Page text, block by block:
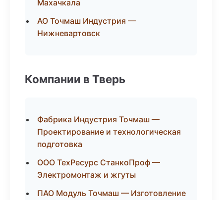
Махачкала
АО Точмаш Индустрия —
Нижневартовск
Компании в Тверь
Фабрика Индустрия Точмаш —
Проектирование и технологическая
подготовка
ООО ТехРесурс СтанкоПроф —
Электромонтаж и жгуты
ПАО Модуль Точмаш — Изготовление